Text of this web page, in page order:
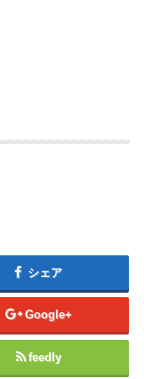
シェア
Google+
feedly